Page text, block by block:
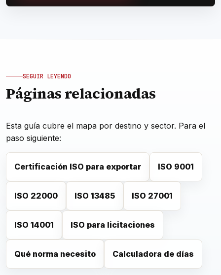
SEGUIR LEYENDO
Páginas relacionadas
Esta guía cubre el mapa por destino y sector. Para el
paso siguiente:
Certificación ISO para exportar ISO 9001
ISO 22000 ISO 13485 ISO 27001
ISO 14001 ISO para licitaciones
Qué norma necesito Calculadora de días